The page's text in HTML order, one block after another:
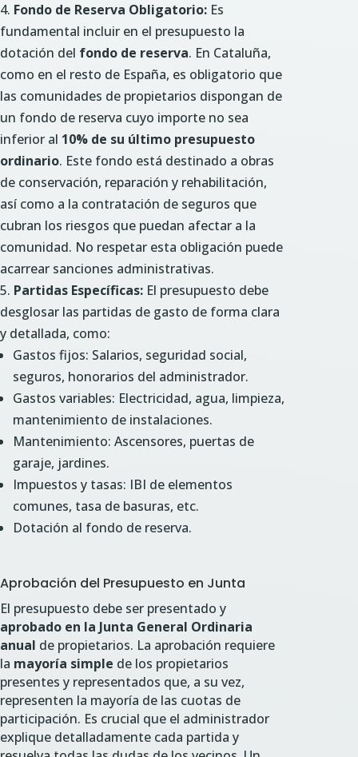
Fondo de Reserva Obligatorio: Es
fundamental incluir en el presupuesto la
dotación del fondo de reserva. En Cataluña,
como en el resto de España, es obligatorio que
las comunidades de propietarios dispongan de
un fondo de reserva cuyo importe no sea
inferior al 10% de su último presupuesto
ordinario. Este fondo está destinado a obras
de conservación, reparación y rehabilitación,
así como a la contratación de seguros que
cubran los riesgos que puedan afectar a la
comunidad. No respetar esta obligación puede
acarrear sanciones administrativas.
Partidas Específicas: El presupuesto debe
desglosar las partidas de gasto de forma clara
y detallada, como:
Gastos fijos: Salarios, seguridad social,
seguros, honorarios del administrador.
Gastos variables: Electricidad, agua, limpieza,
mantenimiento de instalaciones.
Mantenimiento: Ascensores, puertas de
garaje, jardines.
Impuestos y tasas: IBI de elementos
comunes, tasa de basuras, etc.
Dotación al fondo de reserva.
Aprobación del Presupuesto en Junta
El presupuesto debe ser presentado y
aprobado en la Junta General Ordinaria
anual de propietarios. La aprobación requiere
la mayoría simple de los propietarios
presentes y representados que, a su vez,
representen la mayoría de las cuotas de
participación. Es crucial que el administrador
explique detalladamente cada partida y